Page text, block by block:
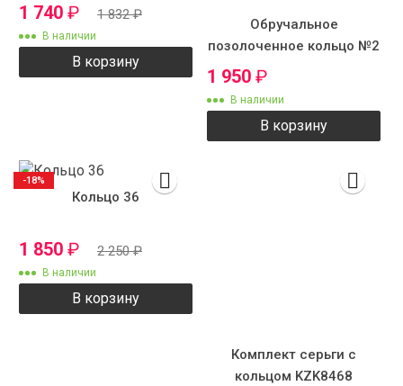
1 740 ₽ 1 832₽
В наличии
В корзину
Обручальное
позолоченное кольцо №2
1 950 ₽
В наличии
В корзину
Кольцо 36
1 850 ₽ 2 250₽
В наличии
В корзину
-18%
Комплект серьги с
кольцом KZK8468